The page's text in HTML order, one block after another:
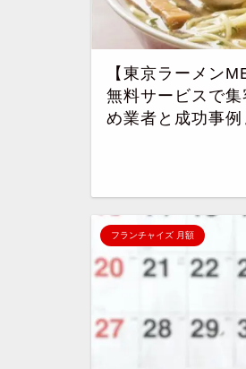
【東京ラーメン
無料サービスで
め業者と成功事例
フランチャイズ 月額